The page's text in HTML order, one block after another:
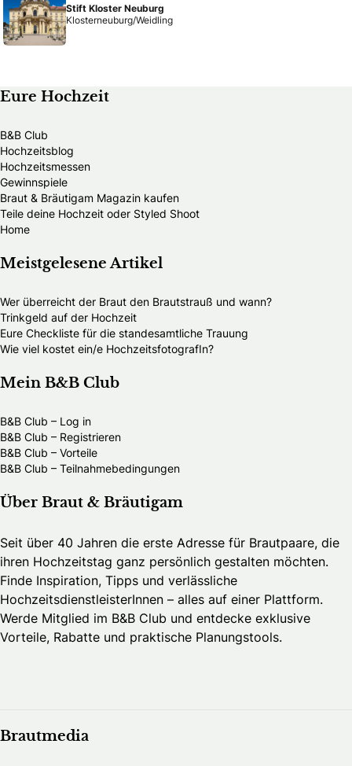
Stift Kloster Neuburg
Klosterneuburg/Weidling
Eure Hochzeit
B&B Club
Hochzeitsblog
Hochzeitsmessen
Gewinnspiele
Braut & Bräutigam Magazin kaufen
Teile deine Hochzeit oder Styled Shoot
Home
Meistgelesene Artikel
Wer überreicht der Braut den Brautstrauß und wann?
Trinkgeld auf der Hochzeit
Eure Checkliste für die standesamtliche Trauung
Wie viel kostet ein/e HochzeitsfotografIn?
Mein B&B Club
B&B Club – Log in
B&B Club – Registrieren
B&B Club – Vorteile
B&B Club – Teilnahmebedingungen
Über Braut & Bräutigam
Seit über 40 Jahren die erste Adresse für Brautpaare, die
ihren Hochzeitstag ganz persönlich gestalten möchten.
Finde Inspiration, Tipps und verlässliche
HochzeitsdienstleisterInnen – alles auf einer Plattform.
Werde Mitglied im B&B Club und entdecke exklusive
Vorteile, Rabatte und praktische Planungstools.
Brautmedia